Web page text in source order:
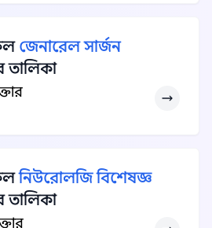
জেনারেল সার্জন
তালিকা
নিউরোলজি বিশেষজ্ঞ
তালিকা